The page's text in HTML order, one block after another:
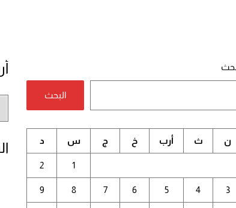
البحث
ن ث أرب خ ج س د
1
2
3
4
5
6
7
8
9